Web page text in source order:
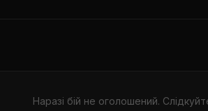
Наразі бій не оголошений.